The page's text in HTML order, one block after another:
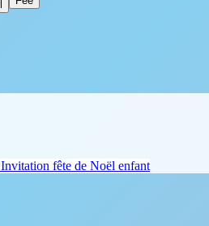
Invitation fête de Noël enfant